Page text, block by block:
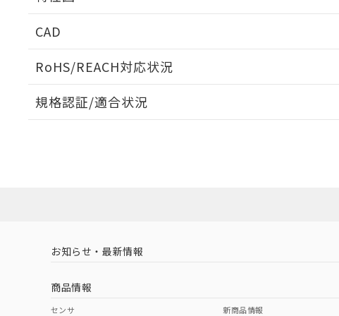
タイムチャート
A: 80mm以上、B: 60mm以上
金属埋め込み
検出領域
CAD
RoHS/REACH対応状況
EU RoHS 注意事項・凡例
中国 RoHS 注意事項・凡例
中国 RoHS表
規格認証/適合状況
（イギリス
（ノルウェー
お知らせ・最新情報
商品情報
センサ 新商品情報